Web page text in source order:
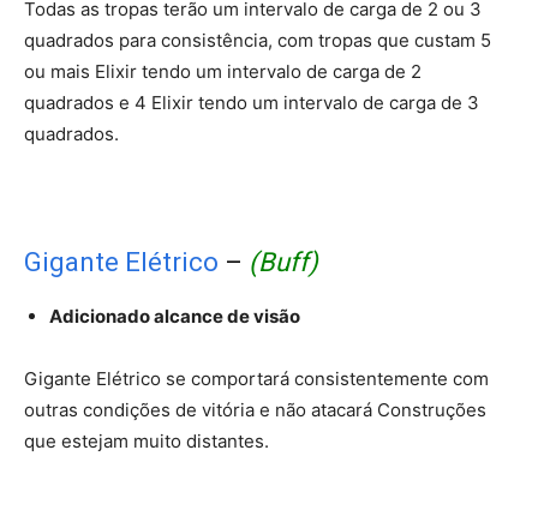
Todas as tropas terão um intervalo de carga de 2 ou 3
quadrados para consistência, com tropas que custam 5
ou mais Elixir tendo um intervalo de carga de 2
quadrados e 4 Elixir tendo um intervalo de carga de 3
quadrados.
Gigante Elétrico – (Buff)
Adicionado alcance de visão
Gigante Elétrico se comportará consistentemente com
outras condições de vitória e não atacará Construções
que estejam muito distantes.